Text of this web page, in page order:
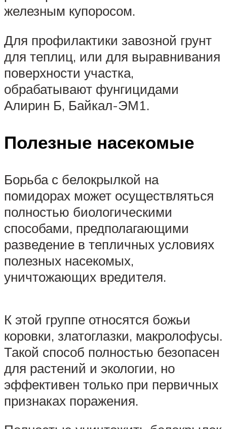
железным купоросом.
Для профилактики завозной грунт
для теплиц, или для выравнивания
поверхности участка,
обрабатывают фунгицидами
Алирин Б, Байкал-ЭМ1.
Полезные насекомые
Борьба с белокрылкой на
помидорах может осуществляться
полностью биологическими
способами, предполагающими
разведение в тепличных условиях
полезных насекомых,
уничтожающих вредителя.
К этой группе относятся божьи
коровки, златоглазки, макролофусы.
Такой способ полностью безопасен
для растений и экологии, но
эффективен только при первичных
признаках поражения.